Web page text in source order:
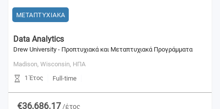
ΜΕΤΑΠΤΥΧΙΑΚΑ
Data Analytics
Drew University - Προπτυχιακά και Μεταπτυχιακά Προγράμματα
Madison, Wisconsin, ΗΠΑ
1 Έτος
Full-time
€36,686.17 /έτος